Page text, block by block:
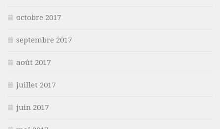
octobre 2017
septembre 2017
août 2017
juillet 2017
juin 2017